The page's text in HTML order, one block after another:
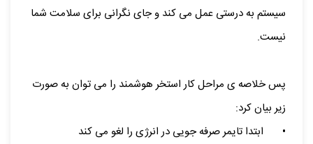
سیستم به درستی عمل می کند و جای نگرانی برای سلامت شما
نیست.
پس خلاصه ی مراحل کار استخر هوشمند را می توان به صورت
زیر بیان کرد:
•
ابتدا تایمر صرفه جویی در انرژی را لغو می کند